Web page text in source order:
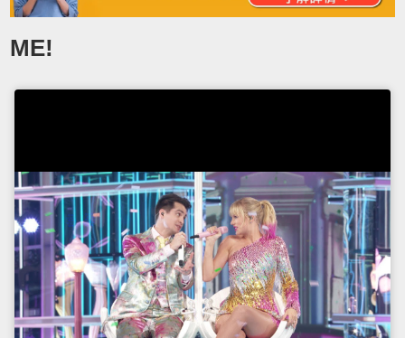
ME!